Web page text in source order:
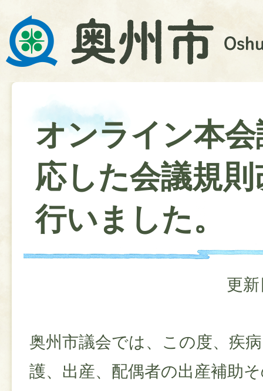
オンライン本
応した会議規
行いました。
更
奥州市議会では、この度、疾
護、出産、配偶者の出産補助